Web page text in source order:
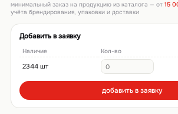
минимальный заказ на продукцию из каталога — от 15
учёта брендирования, упаковки и доставки
Добавить в заявку
Наличие Кол-во
2344 шт
добавить в заявку